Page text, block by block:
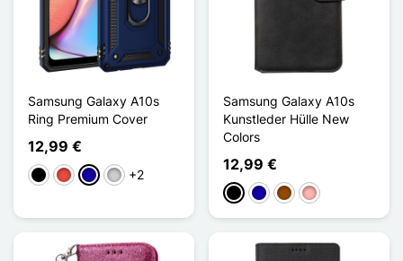
Samsung Galaxy A10s
Ring Premium Cover
12,99 €
Schwarz
Rot Dunkelblau
Silber
+2
Samsung Galaxy A10s
Kunstleder Hülle New
Colors
12,99 €
SchwarzDunkelblau
BraunRoségold